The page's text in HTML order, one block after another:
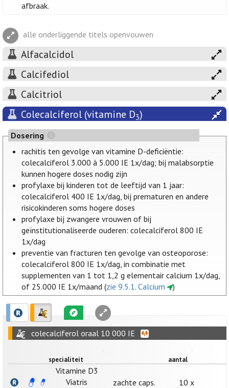
afbraak.
alle onderliggende titels openvouwen
Alfacalcidol
Calcifediol
Calcitriol
Colecalciferol (vitamine D3)
Dosering
rachitis ten gevolge van vitamine D-deficiëntie:
colecalciferol 3.000 à 5.000 IE 1x/dag; bij malabsorptie
kunnen hogere doses nodig zijn
profylaxe bij kinderen tot de leeftijd van 1 jaar:
colecalciferol 400 IE 1x/dag, bij prematuren en andere
risicokinderen soms hogere doses
profylaxe bij zwangere vrouwen of bij
geïnstitutionaliseerde ouderen: colecalciferol 800 IE
1x/dag
preventie van fracturen ten gevolge van osteoporose:
colecalciferol 800 IE 1x/dag, in combinatie met
supplementen van 1 tot 1,2 g elementair calcium 1x/dag,
of 25.000 IE 1x/maand (zie 9.5.1. Calcium )
colecalciferol oraal 10 000 IE
specialiteit aantal
Vitamine D3
Viatris
zachte caps. 10 x